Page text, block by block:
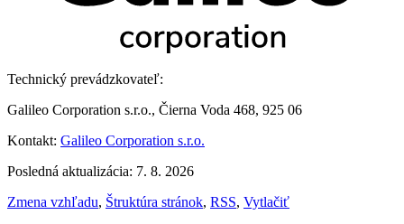
Technický prevádzkovateľ:
Galileo Corporation s.r.o., Čierna Voda 468, 925 06
Kontakt: Galileo Corporation s.r.o.
Posledná aktualizácia: 7. 8. 2026
Zmena vzhľadu, Štruktúra stránok, RSS, Vytlačiť